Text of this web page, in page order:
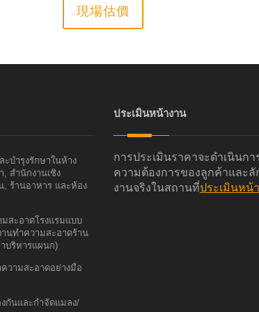
現場估價
บำรุงรักษาในห้าง
สำนักงานเชิง
ร้านอาหาร และห้อง
สะอาดโรงแรมแบบ
นทำความสะอาดร้าน
บริหารแผนก)
วามสะอาดอย่างมือ
กันและกำจัดแมลง/
ประเมินหน้างาน
การประเมินราคาจะดำเนินกา
ความต้องการของลูกค้าและ
งานจริงในสถานที่ประเมินหน้